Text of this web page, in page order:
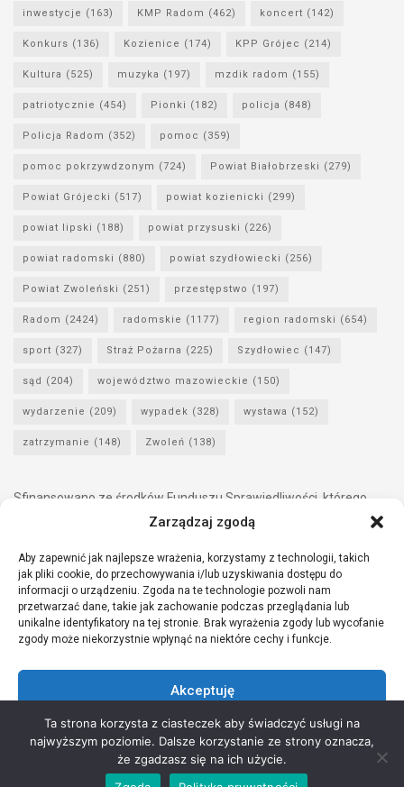
Zarządzaj zgodą
Aby zapewnić jak najlepsze wrażenia, korzystamy z technologii, takich
jak pliki cookie, do przechowywania i/lub uzyskiwania dostępu do
informacji o urządzeniu. Zgoda na te technologie pozwoli nam
przetwarzać dane, takie jak zachowanie podczas przeglądania lub
unikalne identyfikatory na tej stronie. Brak wyrażenia zgody lub wycofanie
zgody może niekorzystnie wpłynąć na niektóre cechy i funkcje.
Akceptuję
Odmów
Zobacz preferencje
inwestycje (163) KMP Radom (462) koncert (142)
Konkurs (136) Kozienice (174) KPP Grójec (214)
Kultura (525) muzyka (197) mzdik radom (155)
patriotycznie (454) Pionki (182) policja (848)
Policja Radom (352) pomoc (359)
pomoc pokrzywdzonym (724) Powiat Białobrzeski (279)
Powiat Grójecki (517) powiat kozienicki (299)
powiat lipski (188) powiat przysuski (226)
powiat radomski (880) powiat szydłowiecki (256)
Powiat Zwoleński (251) przestępstwo (197)
Radom (2424) radomskie (1177) region radomski (654)
sport (327) Straż Pożarna (225) Szydłowiec (147)
sąd (204) województwo mazowieckie (150)
wydarzenie (209) wypadek (328) wystawa (152)
zatrzymanie (148) Zwoleń (138)
Sfinansowano ze środków Funduszu Sprawiedliwości, którego
dysponentem jest Minister Sprawiedliwości.
Copyright © 2021 Stowarzyszenie Przyjaciół Zdrowia - Wszelkie prawa
Ta strona korzysta z ciasteczek aby świadczyć usługi na
najwyższym poziomie. Dalsze korzystanie ze strony oznacza,
że zgadzasz się na ich użycie.